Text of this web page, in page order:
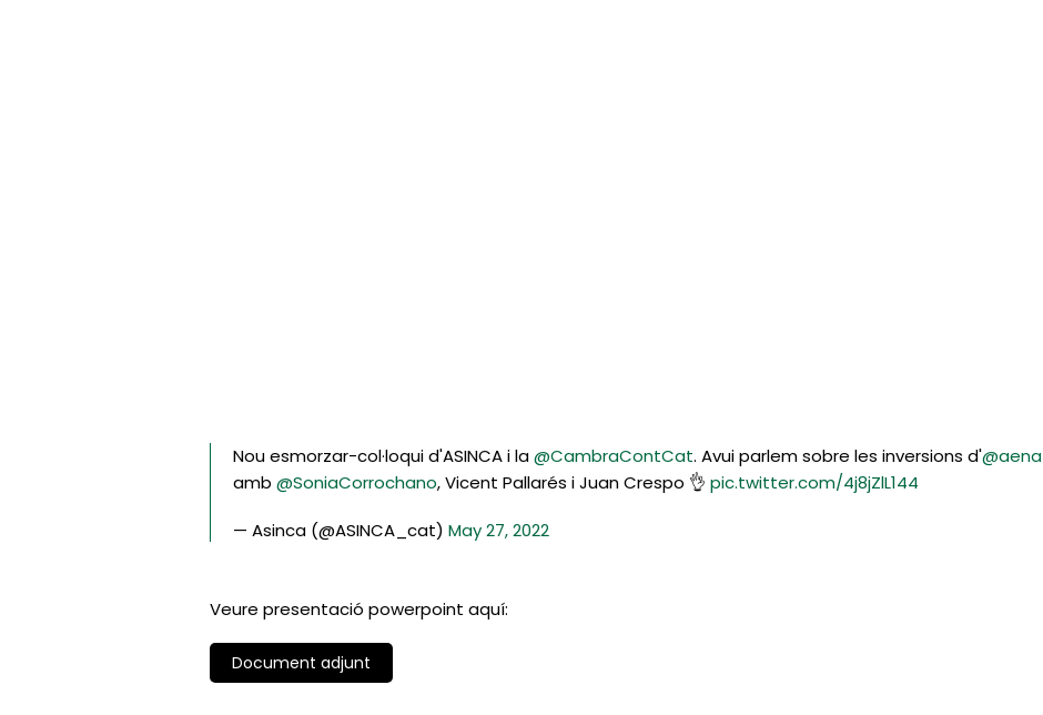
Nou esmorzar-col·loqui d'ASINCA i la@CambraContCat. Avui parlem sobre les inversions d'@aena
amb@SoniaCorrochano, Vicent Pallarés i Juan Crespo 👌pic.twitter.com/4j8jZlL144
— Asinca (@ASINCA_cat)May 27, 2022
Veure presentació powerpoint aquí:
Document adjunt